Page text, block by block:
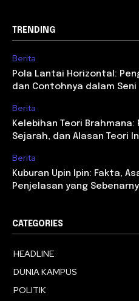
TRENDING
Berita
Pola Lantai Horizontal:
dan Contohnya dalam Seni
Berita
Kelebihan Teori
Sejarah, dan Alasan Teori
Berita
Kuburan Upin Ipin: Fakta,
Penjelasan yang
CATEGORIES
HEADLINE
DUNIA KAMPUS
POLITIK